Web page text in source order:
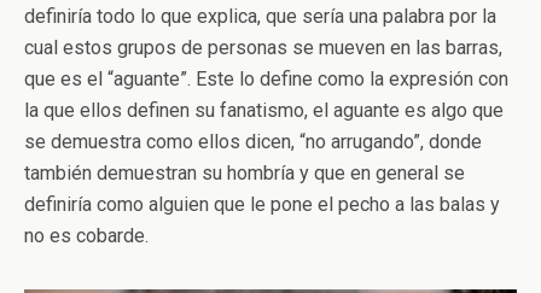
definiría todo lo que explica, que sería una palabra por la
cual estos grupos de personas se mueven en las barras,
que es el “aguante”. Este lo define como la expresión con
la que ellos definen su fanatismo, el aguante es algo que
se demuestra como ellos dicen, “no arrugando”, donde
también demuestran su hombría y que en general se
definiría como alguien que le pone el pecho a las balas y
no es cobarde.